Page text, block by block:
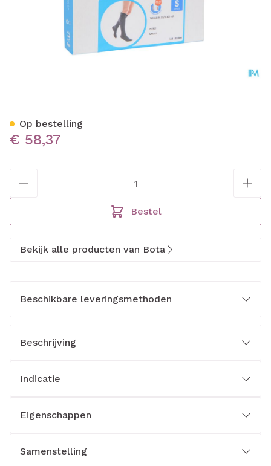
€ 58,37
Bestel
Op bestelling
Bekijk alle producten van Bota
Beschikbare leveringsmethoden
Beschrijving
Indicatie
Eigenschappen
Samenstelling